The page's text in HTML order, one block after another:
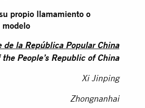
propio llamamiento o
de la República Popular China
People’s Republic of China
Xi Jinping
Zhongnanhai